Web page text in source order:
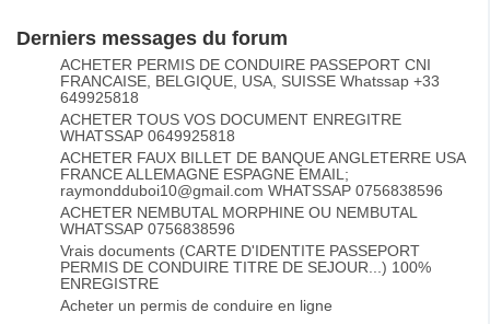
Derniers messages du forum
ACHETER PERMIS DE CONDUIRE PASSEPORT CNI
FRANCAISE, BELGIQUE, USA, SUISSE Whatssap +33
649925818
ACHETER TOUS VOS DOCUMENT ENREGITRE
WHATSSAP 0649925818
ACHETER FAUX BILLET DE BANQUE ANGLETERRE USA
FRANCE ALLEMAGNE ESPAGNE EMAIL;
raymondduboi10@gmail.com WHATSSAP 0756838596
ACHETER NEMBUTAL MORPHINE OU NEMBUTAL
WHATSSAP 0756838596
Vrais documents (CARTE D'IDENTITE PASSEPORT
PERMIS DE CONDUIRE TITRE DE SEJOUR...) 100%
ENREGISTRE
Acheter un permis de conduire en ligne